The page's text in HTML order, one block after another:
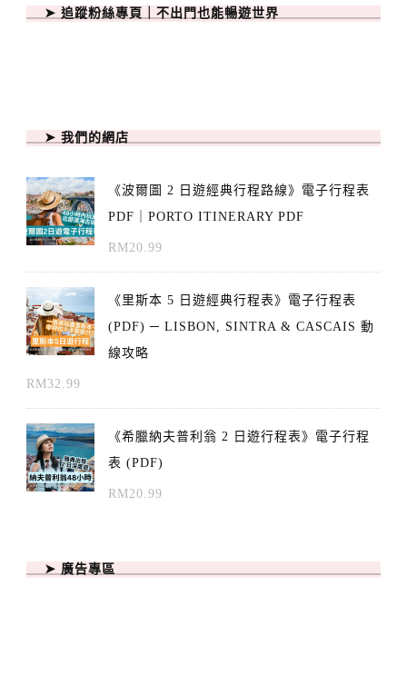
➤ 追蹤粉絲專頁｜不出門也能暢遊世界
➤ 我們的網店
《波爾圖 2 日遊經典行程路線》電子行程表
PDF｜PORTO ITINERARY PDF
RM20.99
《里斯本 5 日遊經典行程表》電子行程表
(PDF) ─ LISBON, SINTRA & CASCAIS 動
線攻略
RM32.99
《希臘納夫普利翁 2 日遊行程表》電子行程
表 (PDF)
RM20.99
➤ 廣告專區